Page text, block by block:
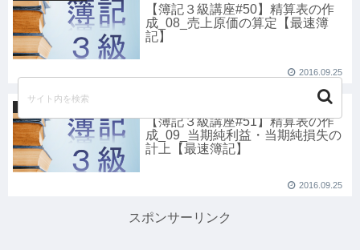
【簿記３級講座#50】精算表の作
成_08_売上原価の算定【最速簿
記】
2016.09.25
【簿記３級講座#51】精算表の作
成_09_当期純利益・当期純損失の
計上【最速簿記】
2016.09.25
スポンサーリンク